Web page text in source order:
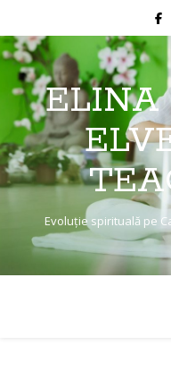
ELINA
Evoluție spirituală pe